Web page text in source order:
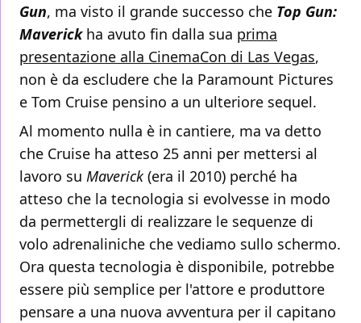
Gun, ma visto il grande successo che Top Gun:
Maverickha avuto fin dalla sua prima
presentazione alla CinemaCon di Las Vegas,
non è da escludere che la Paramount Pictures
e Tom Cruise pensino a un ulteriore sequel.
Al momento nulla è in cantiere, ma va detto
che Cruise ha atteso 25 anni per mettersi al
lavoro su Maverick(era il 2010) perché ha
atteso che la tecnologia si evolvesse in modo
da permettergli di realizzare le sequenze di
volo adrenaliniche che vediamo sullo schermo.
Ora questa tecnologia è disponibile, potrebbe
essere più semplice per l'attore e produttore
pensare a una nuova avventura per il capitano